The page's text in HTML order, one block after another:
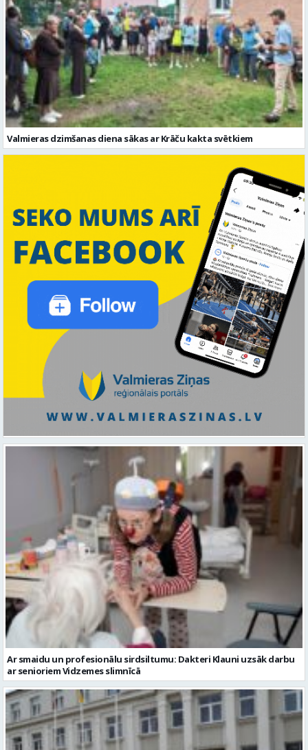
Valmieras dzimšanas diena sākas ar Krāču kakta svētkiem
Ar smaidu un profesionālu sirdsiltumu: Dakteri Klauni uzsāk darbu
ar senioriem Vidzemes slimnīcā